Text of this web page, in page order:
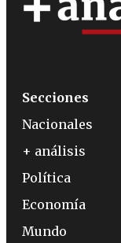
Secciones
Nacionales
+ análisis
Política
Economía
Mundo